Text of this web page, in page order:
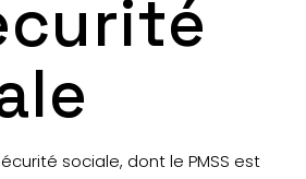
sociale, dont le PMSS est